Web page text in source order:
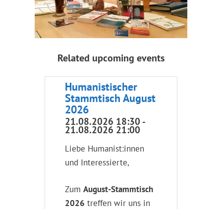
Related upcoming events
Humanistischer
Stammtisch August
2026
21.08.2026 18:30 -
21.08.2026 21:00
Liebe Humanist:innen
und Interessierte,
Zum August-Stammtisch
2026 treffen wir uns in